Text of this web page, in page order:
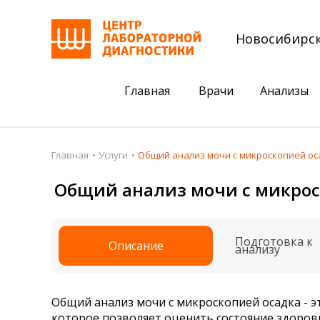
Главная Врачи Анализы
Пациентам
Акции
Подготовка к анализам
Получить результаты
Налоговый вычет
Акции
Комплексный
Сдать клеща на
Главная Услуги Общий анализ мочи с микроскопией
Общий анализ мочи с
Описание Подготовка к
анализу
Общий анализ мочи с микроскопией осадка -